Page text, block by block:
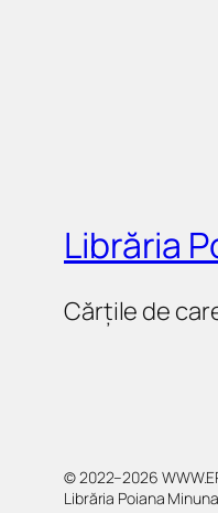
Librăria
Cărțile de
© 2022–2026
Librăria Poiana